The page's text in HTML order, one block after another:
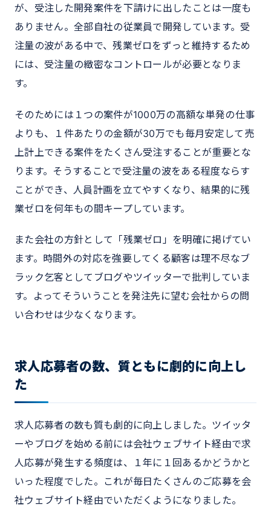
が、受注した開発案件を下請けに出したことは一度も
ありません。全部自社の従業員で開発しています。受
注量の波がある中で、残業ゼロをずっと維持するため
には、受注量の緻密なコントロールが必要となりま
す。
そのためには１つの案件が1000万の高額な単発の仕事
よりも、１件あたりの金額が30万でも毎月安定して売
上計上できる案件をたくさん受注することが重要とな
ります。そうすることで受注量の波をある程度ならす
ことができ、人員計画を立てやすくなり、結果的に残
業ゼロを何年もの間キープしています。
また会社の方針として「残業ゼロ」を明確に掲げてい
ます。時間外の対応を強要してくる顧客は理不尽なブ
ラック乞客としてブログやツイッターで批判していま
す。よってそういうことを発注先に望む会社からの問
い合わせは少なくなります。
求人応募者の数、質ともに劇的に向上し
た
求人応募者の数も質も劇的に向上しました。ツイッタ
ーやブログを始める前には会社ウェブサイト経由で求
人応募が発生する頻度は、１年に１回あるかどうかと
いった程度でした。これが毎日たくさんのご応募を会
社ウェブサイト経由でいただくようになりました。